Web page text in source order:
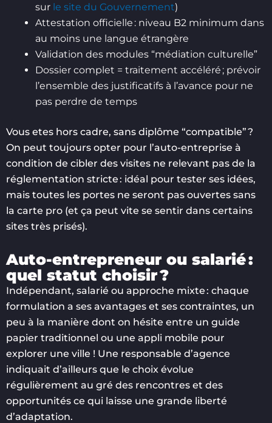
sur le site du Gouvernement)
Attestation officielle : niveau B2 minimum dans
au moins une langue étrangère
Validation des modules “médiation culturelle”
Dossier complet = traitement accéléré ; prévoir
l’ensemble des justificatifs à l’avance pour ne
pas perdre de temps
Vous etes hors cadre, sans diplôme “compatible” ?
On peut toujours opter pour l’auto-entreprise à
condition de cibler des visites ne relevant pas de la
réglementation stricte : idéal pour tester ses idées,
mais toutes les portes ne seront pas ouvertes sans
la carte pro (et ça peut vite se sentir dans certains
sites très prisés).
Auto-entrepreneur ou salarié :
quel statut choisir ?
Indépendant, salarié ou approche mixte : chaque
formulation a ses avantages et ses contraintes, un
peu à la manière dont on hésite entre un guide
papier traditionnel ou une appli mobile pour
explorer une ville ! Une responsable d’agence
indiquait d’ailleurs que le choix évolue
régulièrement au gré des rencontres et des
opportunités ce qui laisse une grande liberté
d’adaptation.